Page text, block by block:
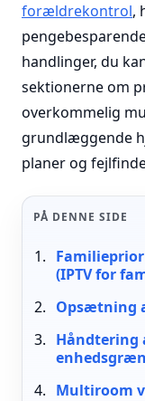
forældrekontrol,
handlinger, du
sektionerne om
overkommelig
grundlæggende
planer og
PÅ DENNE SIDE
(IPTV for
Opsætning
Håndtering
Multiroom